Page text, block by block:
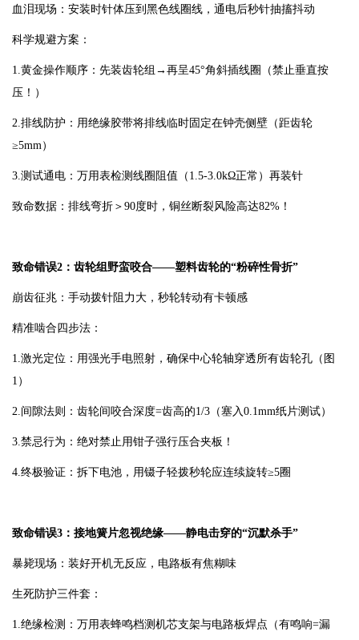
血泪现场：安装时针体压到黑色线圈线，通电后秒针抽搐抖动
科学规避方案：
1.黄金操作顺序：先装齿轮组→再呈45°角斜插线圈（禁止垂直按
压！）
2.排线防护：用绝缘胶带将排线临时固定在钟壳侧壁（距齿轮
≥5mm）
3.测试通电：万用表检测线圈阻值（1.5-3.0kΩ正常）再装针
致命数据：排线弯折＞90度时，铜丝断裂风险高达82%！
致命错误2：齿轮组野蛮咬合——塑料齿轮的“粉碎性骨折”
崩齿征兆：手动拨针阻力大，秒轮转动有卡顿感
精准啮合四步法：
1.激光定位：用强光手电照射，确保中心轮轴穿透所有齿轮孔（图
1）
2.间隙法则：齿轮间咬合深度=齿高的1/3（塞入0.1mm纸片测试）
3.禁忌行为：绝对禁止用钳子强行压合夹板！
4.终极验证：拆下电池，用镊子轻拨秒轮应连续旋转≥5圈
致命错误3：接地簧片忽视绝缘——静电击穿的“沉默杀手”
暴毙现场：装好开机无反应，电路板有焦糊味
生死防护三件套：
1.绝缘检测：万用表蜂鸣档测机芯支架与电路板焊点（有鸣响=漏